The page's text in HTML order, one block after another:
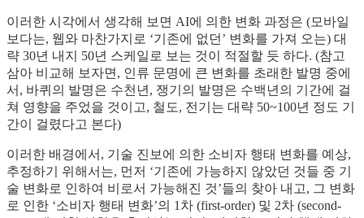
이러한 시각에서 생각해 보면 AI에 의한 변화 과정은 (모바일
보다는, 웹와 마찬가지로 ‘기존에 없던’ 변화를 가져 오는) 대
략 30년 내지 50년 스케일로 보는 것이 적절할 듯 하다. (참고
삼아 비교해 보자면, 인류 문명에 큰 변화를 초래한 발명 중에
서, 바퀴의 발명은 수천년, 쟁기의 발명은 수백년의 기간에 걸
쳐 영향을 주었을 것이고, 철도, 전기는 대략 50~100년 정도 기
간이 걸렸다고 본다)
이러한 배경에서, 기술 진보에 의한 소비자 행태 변화를 예상,
추정하기 위해서는, 먼저 ‘기존에 가능하지 않았던 것들 중 기
술 변화로 인하여 비로서 가능해진 것’들의 찾아 내고, 그 변화
로 인한 ‘소비자 행태 변화’의 1차 (first-order) 및 2차 (second-